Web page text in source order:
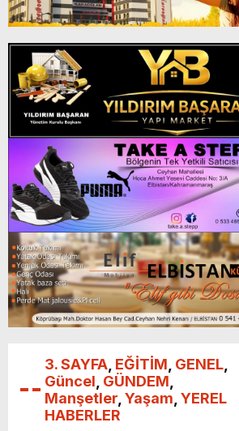
3. SAYFA EĞİTİM GENEL
Güncel GÜNDEM
Manşetler Yaşam YEREL
HABERLER